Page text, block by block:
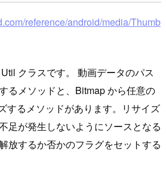
reference/android/media/Thumb
クラスです。 動画データのパス
るメソッドと、Bitmap から任意の
するメソッドがあります。リサイズ
足が発生しないようにソースとなる
放するか否かのフラグをセットする